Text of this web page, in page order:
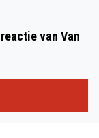
van Van